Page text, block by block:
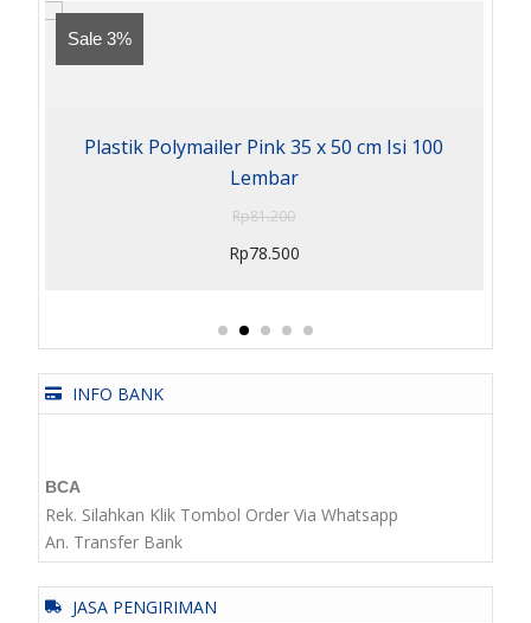
Sale 3%
Plastik Polymailer Pink 35 x 50 cm Isi 100
Lembar
Rp81.200
Rp78.500
INFO BANK
BCA
Rek. Silahkan Klik Tombol Order Via Whatsapp
An. Transfer Bank
JASA PENGIRIMAN